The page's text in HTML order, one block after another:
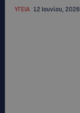
ΥΓΕΙΑ 12 Ιουνίου, 2026